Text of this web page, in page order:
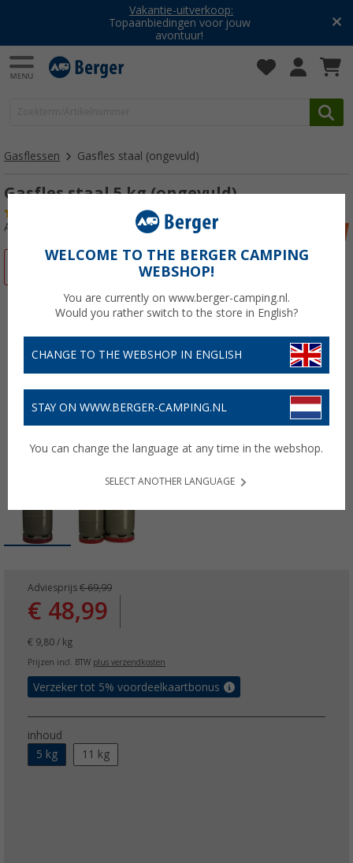
Vakantie-uitverkoop:
Topaanbiedingen voor jouw
avontuur!
Gasflessen Gasfles staal (ongevuld)
Gasfles staal 5 kg (ongevuld)
Artikelnr: 432550
Adviesprijs € 69,99
€ 48,99
€ 9,80 / kg
Prijzen incl. BTW plus verzendkosten
Verzeker tot 5% voordeelkaartbonus
inhoud
5 kg
11 kg
WELCOME TO THE BERGER CAMPING
WEBSHOP!
You are currently on www.berger-camping.nl.
Would you rather switch to the store in English?
CHANGE TO THE WEBSHOP IN ENGLISH
STAY ON WWW.BERGER-CAMPING.NL
You can change the language at any time in the webshop.
SELECT ANOTHER LANGUAGE